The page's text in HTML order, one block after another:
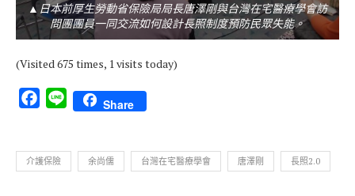
▲日本前厚生勞動省保險局局長唐澤剛與台灣在宅醫療學會訪
問團團員一同交流如何設計長照制度預防民眾失能。
(Visited 675 times, 1 visits today)
Facebook
Line Share
介護保險 余尚儒 台灣在宅醫療學會 唐澤剛 長照2.0